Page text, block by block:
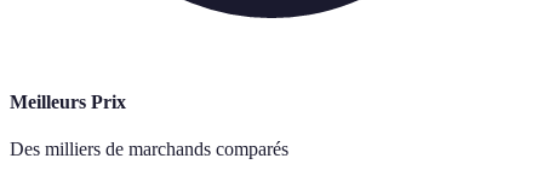
Meilleurs Prix
Des milliers de marchands comparés